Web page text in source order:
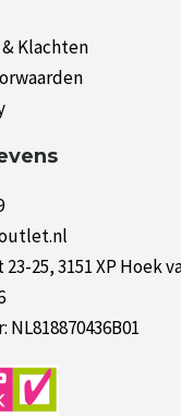
Klachten
25, 3151 XP Hoek
NL818870436B01